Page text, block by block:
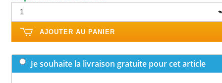
AJOUTER AU PANIER
Je souhaite la livraison gratuite pour cet article